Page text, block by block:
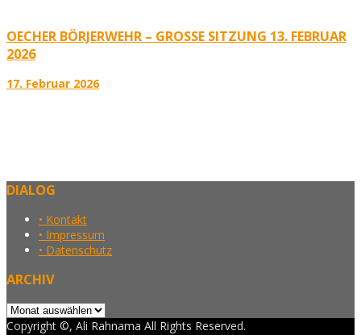
OECHER BÖRJERWEHR – GROSSE SITZUNG 13. FEBRUAR 2
026
17. Februar 2026
DIALOG
• Kontakt
• Impressum
• Datenschutz
ARCHIV
Archiv
Copyright ©, Ali Rahnama All Rights Reserved.